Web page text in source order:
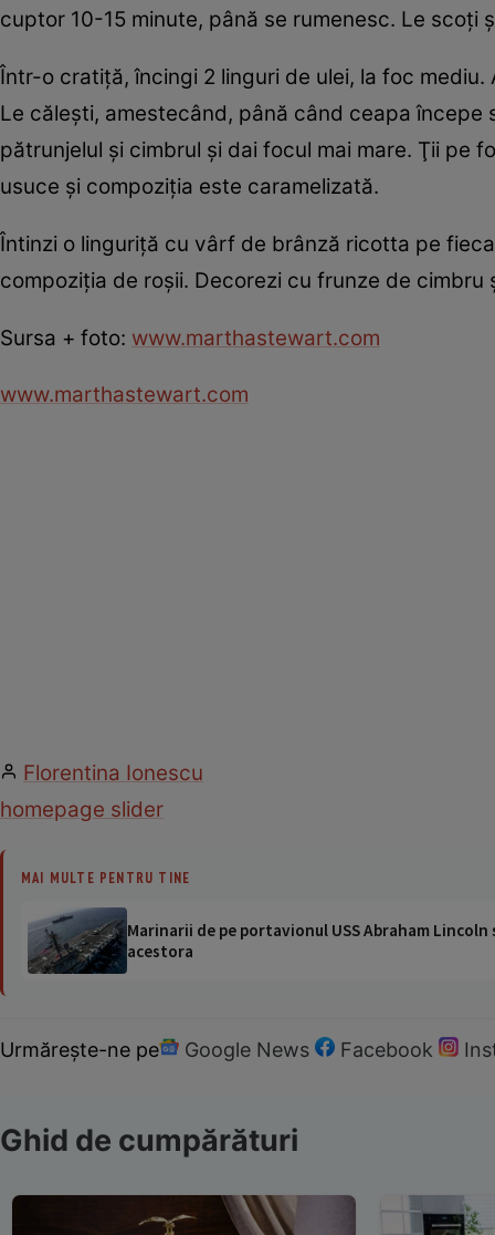
cuptor 10-15 minute, până se rumenesc. Le scoţi
Într-o cratiţă, încingi 2 linguri de ulei, la foc
Le căleşti, amestecând, până când ceapa începe
pătrunjelul şi cimbrul şi dai focul mai mare. Ţii pe
usuce şi compoziţia este caramelizată.
Întinzi o linguriţă cu vârf de brânză ricotta pe
compoziţia de roşii. Decorezi cu frunze de cimbru
Sursa + foto: www.marthastewart.com
www.marthastewart.com
Florentina Ionescu
homepage slider
MAI MULTE PENTRU TINE
Marinarii de pe portavionul USS Abraham
acestora
Urmărește-ne pe Google News Facebook
Ghid de cumpărături